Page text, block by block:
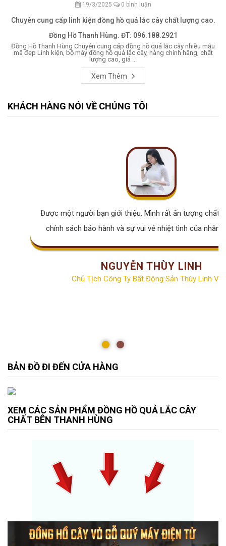
19/3/2025 0 bình luận
Chuyên cung cấp linh kiện đồng hồ quả lắc cây chất lượng cao.
Đồng Hồ Thanh Hùng. ĐT: 096.188.2921
Đồng Hồ Thanh Hùng Chuyên cung cấp đồng hồ quả lắc cây nhiều mẫu
mã đẹp Linh kiện, bộ máy đồng hồ quả lắc cây, hàng chính hãng, chất
lượng cao, giá ...
Xem Thêm
KHÁCH HÀNG NÓI VỀ CHÚNG TÔI
Được một người bạn giới thiệu. Mình rất ấn tượng chất
chính sách bảo hành và sự vui vẻ nhiệt tình của nhân
NGUYỄN THÙY LINH
Chủ Tịch Công Ty Bất Động Sản Thùy Linh
BẢN ĐỒ ĐI ĐẾN CỬA HÀNG
XEM CÁC SẢN PHẨM ĐỒNG HỒ QUẢ LẮC CÂY
CHẤT BÊN THANH HÙNG